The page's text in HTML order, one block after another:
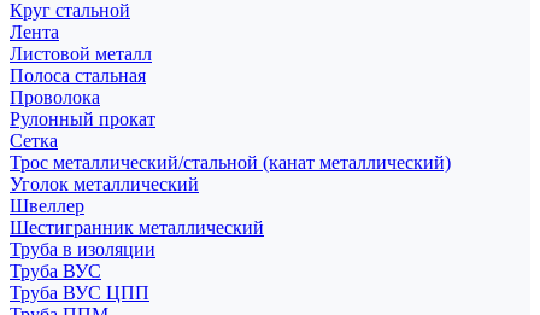
Круг стальной
Лента
Листовой металл
Полоса стальная
Проволока
Рулонный прокат
Сетка
Трос металлический/стальной (канат металлический)
Уголок металлический
Швеллер
Шестигранник металлический
Труба в изоляции
Труба ВУС
Труба ВУС ЦПП